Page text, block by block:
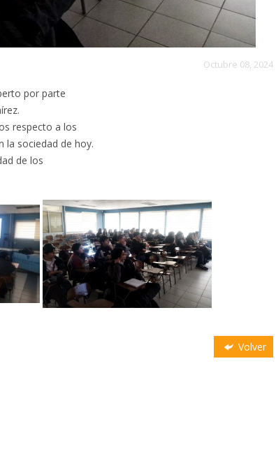
Octubre 08, 2024
por parte
respecto a los
la sociedad de hoy.
de los
Volver